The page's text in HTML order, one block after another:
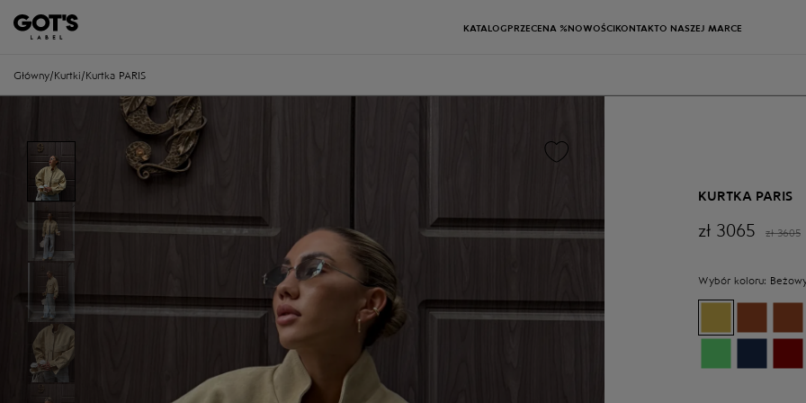
KATALOG PRZECENA %NOWOŚCIKONTAKTO NASZEJ MARCE
Główny/ Kurtki/ Kurtka PARIS
KURTKA PARIS
zł 3065 zł 3605
Wybór koloru: